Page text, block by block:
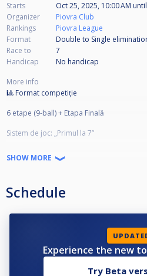
Starts Oct 25, 2025, 10:00 AM until
Organizer
Piovra Club
Rankings
Piovra League
Format
Double to Single
Race to
7
Handicap
No handicap
More info
🎱 Format competiție
6 etape (9-ball) + Etapa Finală
Sistem de joc: „Primul la 7”
Spargere alternativă din box
Plata se face prin Revolut @sergiupiovra
SHOW MORE
Schedule
Experience the new
Try Beta